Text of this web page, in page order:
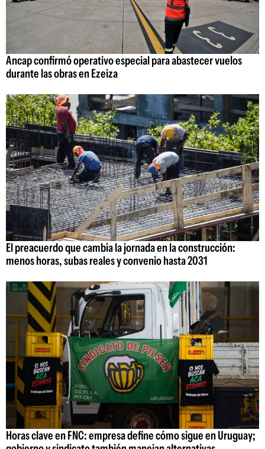
Ancap confirmó operativo especial para abastecer vuelos
durante las obras en Ezeiza
El preacuerdo que cambia la jornada en la construcción:
menos horas, subas reales y convenio hasta 2031
Horas clave en FNC: empresa define cómo sigue en Uruguay;